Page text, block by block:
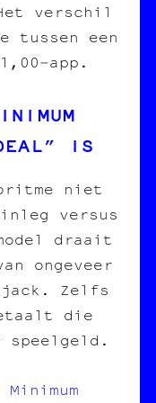
verschil
tussen een
IS
niet
versus
draait
ongeveer
Zelfs
die
speelgeld.